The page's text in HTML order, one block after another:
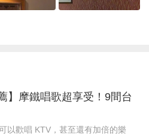
】摩鐵唱歌超享受！9間台
以歡唱 KTV，甚至還有加倍的樂